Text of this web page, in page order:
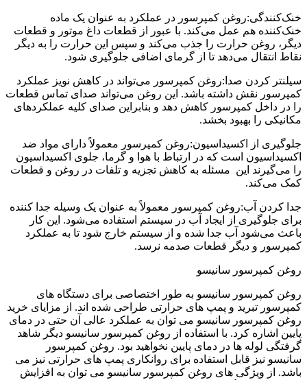
خنک‌کنندگی:روغن کمپرسور در عملکرد به عنوان یک ماده
خنک‌کننده هم عمل می‌کند. با عبور از قطعات داغ موتور و قطعات
دیگر، روغن حرارت را جذب می‌کند و سپس این حرارت را به دیگر
نقاط انتقال می‌دهد تا از گرمای اضافی جلوگیری شود.
سیلنتر کردن صدا:روغن کمپرسور می‌تواند در کاهش نویز عملکرد
کمپرسور نقش داشته باشد. این روغن می‌تواند صدای تماس قطعات
را در داخل کمپرسور کاهش دهد و بنابراین صدای کلیه عملکردهای
مکانیکی را بهبود بخشد.
جلوگیری از اکسیداسیون:روغن کمپرسور معمولاً دارای مواد ضد
اکسیداسیون است که در ارتباط با هوا و گرما، جلوی اکسیداسیون
را می‌گیرند این مسئله به کاهش تجزیه و تلفات در روغن و قطعات
کمک می‌کند.
جدا کردن آب:روغن کمپرسور معمولاً به عنوان یک وسیله جدا کننده
برای جلوگیری از ایجاد آب در سیستم استفاده می‌شود. این کار
باعث می‌شود آب جدا شده و از سیستم خارج شود تا به عملکرد
کمپرسور و دیگر قطعات صدمه نرسد.
روغن کمپرسور سانیسو
روغن کمپرسور سانیسو به طور اختصاصی برای دستگاه های
کمپرسور تبرید و پمپ های حرارتی طراحی شده اند. از مزایای خرید
روغن کمپرسور سانیسو می توان به عملکرد عالی آن حتی در دمای
پایین اشاره کرد. با استفاده از روغن کمپرسور سانیسو دیگر شاهد
گرفتگی لوله ها در دمای پایین نخواهید بود. روغن کمپرسور
سانیسو نیز قابل استفاده برای روانکاری پمپ های حرارتی نیز می
باشد. از ویژگی های روغن کمپرسور سانیسو می توان به افزایش